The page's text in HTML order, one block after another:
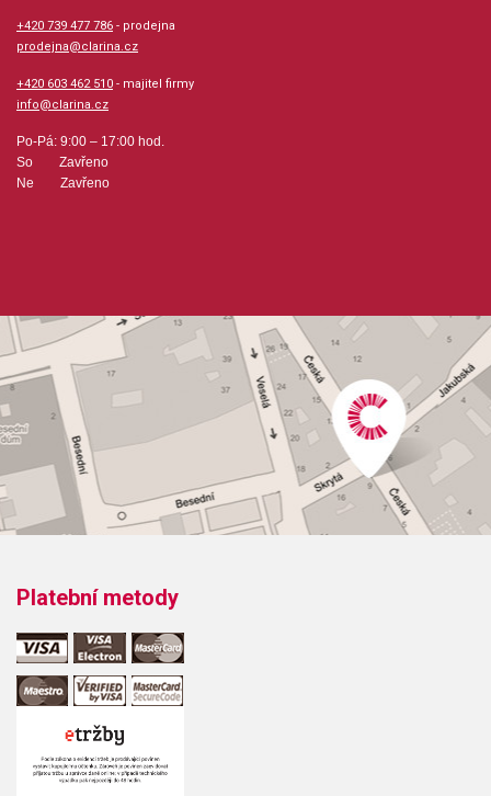
Počet stran: 60
hudební úprava: melodie / klavír, klavír / akordy
Obsazení: solo
Obsahuje:
Soliloquies 1Soliloquies 2Jazz variations on a Theme of
PaganiniBalladeJazz Etude
+420 739 477 786 - prodejna
prodejna@clarina.cz
+420 603 462 510 - majitel firmy
info@clarina.cz
Po-Pá: 9:00 – 17:00 hod.
So Zavřeno
Ne Zavřeno
Platební metody